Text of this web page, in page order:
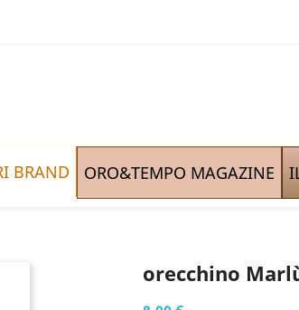
BRAND ORO&TEMPO MAGAZINE
orecchino